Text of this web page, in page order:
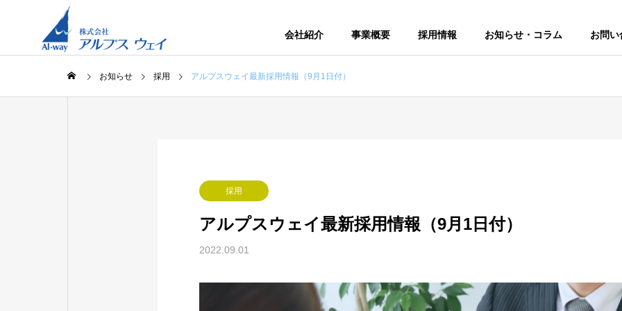
会社紹介 事業概要 採用情報 お知らせ・コラム お問い
お知らせ 採用 アルプスウェイ最新採用情報（9月1日付）
採用
アルプスウェイ最新採用情報（9月1日付）
2022.09.01